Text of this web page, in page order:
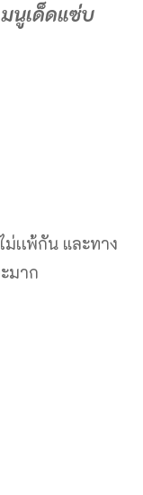
นูเด็ดแซ่บ
เเพ้กัน และทาง
มาก